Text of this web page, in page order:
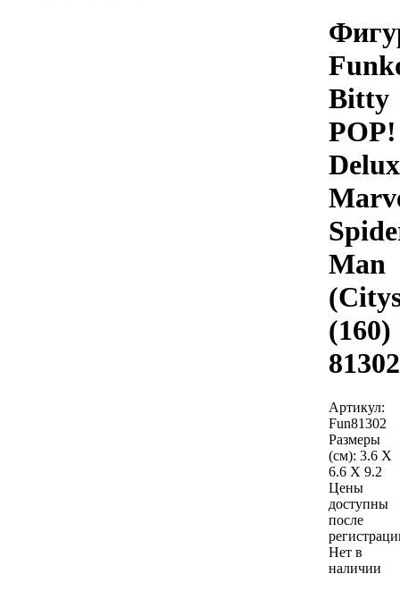
Bitty
POP!
Man
(160)
81302
Артикул:
Fun81302
Размеры
(см): 3.6 X
6.6 X 9.2
Цены
доступны
после
Нет в
наличии